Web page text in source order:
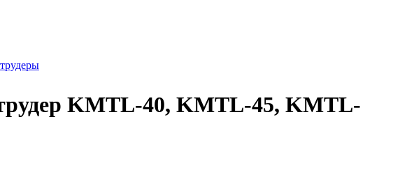
KMTL-40, KMTL-45, KMTL-